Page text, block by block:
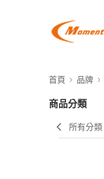
首頁 品牌
商品分類
所有分類